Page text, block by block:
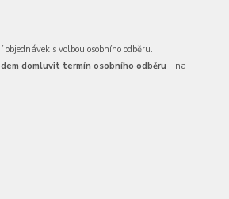
s volbou osobního odběru.
domluvit termín osobního odběru - na